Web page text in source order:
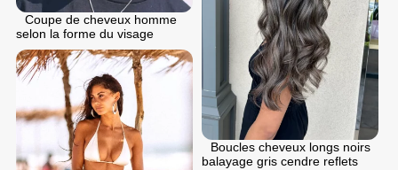
Coupe de cheveux homme
selon la forme du visage
Boucles cheveux longs noirs
balayage gris cendre reflets